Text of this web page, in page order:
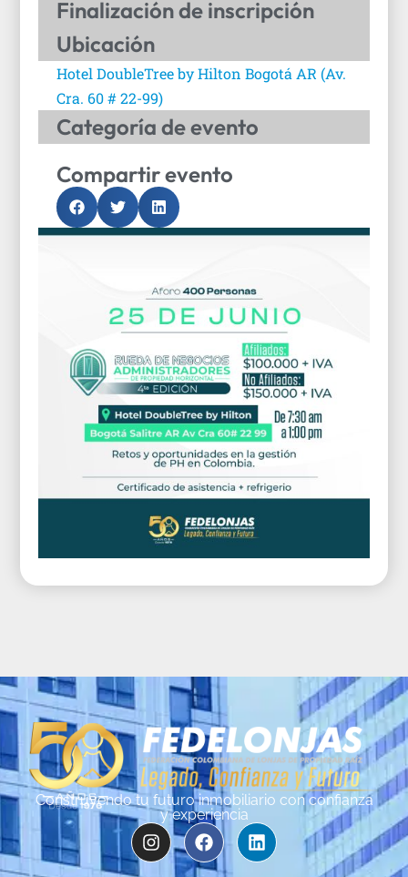
Finalización de inscripción
Ubicación
Hotel DoubleTree by Hilton Bogotá AR (Av.
Cra. 60 # 22-99)
Categoría de evento
Compartir evento
Construyendo tu futuro inmobiliario con confianza
y experiencia